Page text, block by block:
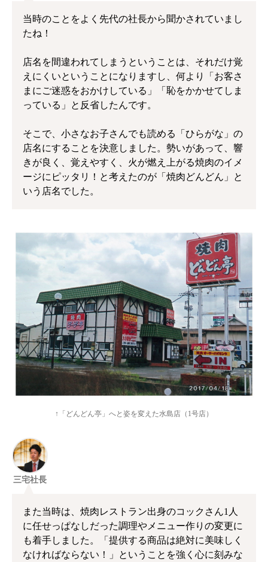
当時のことをよく先代の社長から聞かされていまし
たね！
店名を間違われてしまうということは、それだけ覚
えにくいということになりますし、何より「お客さ
まにご迷惑をおかけしている」「恥をかかせてしま
っている」と反省したんです。
そこで、小さなお子さんでも読める「ひらがな」の
店名にすることを決意しました。勢いがあって、響
きが良く、覚えやすく、火が燃え上がる焼肉のイメ
ージにピッタリ！と考えたのが「焼肉どんどん」と
いう店名でした。
↑「どんどん亭」へと姿を変えた水島店（1号店）
三宅社長
また当時は、焼肉レストラン出身のコックさん1人
に任せっぱなしだった調理やメニュー作りの変更に
も着手しました。「提供する商品は絶対に美味しく
なければならない！」ということを強く心に刻みな